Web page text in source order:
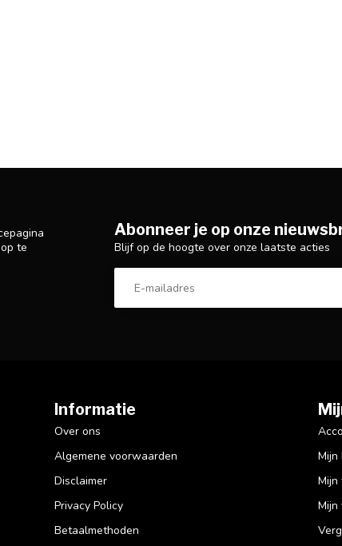
te
Abonneer je op onze
Blijf op de hoogte over onze laatste acties
Informatie
Over ons
Algemene voorwaarden
Disclaimer
Privacy Policy
Betaalmethoden
Mijn
Mijn